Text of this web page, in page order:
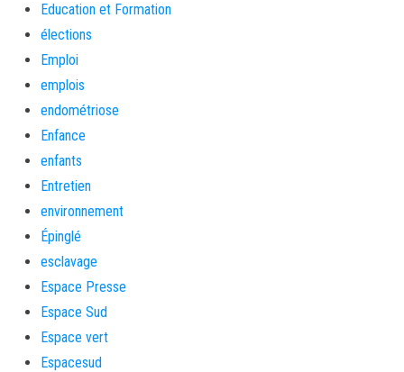
Education et Formation
élections
Emploi
emplois
endométriose
Enfance
enfants
Entretien
environnement
Épinglé
esclavage
Espace Presse
Espace Sud
Espace vert
Espacesud